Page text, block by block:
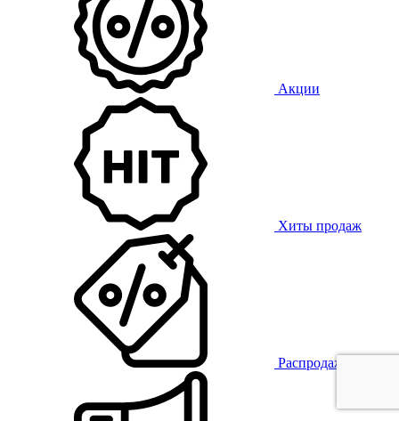
Акции
Хиты продаж
Распродажа